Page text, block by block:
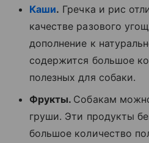
Каши. Гречка и рис
качестве разового
дополнение к
содержится большое
полезных для собаки.
Фрукты. Собакам
груши. Эти продукты
большое количество